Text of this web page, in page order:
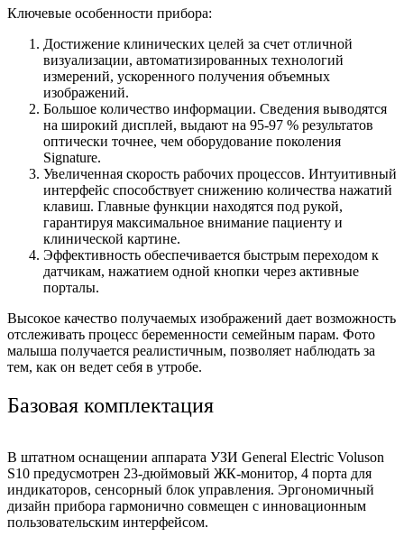
Ключевые особенности прибора:
Достижение клинических целей за счет отличной
визуализации, автоматизированных технологий
измерений, ускоренного получения объемных
изображений.
Большое количество информации. Сведения выводятся
на широкий дисплей, выдают на 95-97 % результатов
оптически точнее, чем оборудование поколения
Signature.
Увеличенная скорость рабочих процессов. Интуитивный
интерфейс способствует снижению количества нажатий
клавиш. Главные функции находятся под рукой,
гарантируя максимальное внимание пациенту и
клинической картине.
Эффективность обеспечивается быстрым переходом к
датчикам, нажатием одной кнопки через активные
порталы.
Высокое качество получаемых изображений дает возможность
отслеживать процесс беременности семейным парам. Фото
малыша получается реалистичным, позволяет наблюдать за
тем, как он ведет себя в утробе.
Базовая комплектация
В штатном оснащении аппарата УЗИ General Electric Voluson
S10 предусмотрен 23-дюймовый ЖК-монитор, 4 порта для
индикаторов, сенсорный блок управления. Эргономичный
дизайн прибора гармонично совмещен с инновационным
пользовательским интерфейсом.